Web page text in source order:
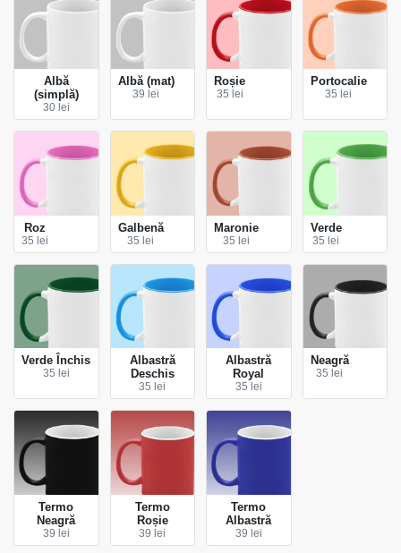
Albă
(simplă)
30 lei
Albă (mat)
39 lei
Roșie
35 lei
Portocalie
35 lei
Roz
35 lei
Galbenă
35 lei
Maronie
35 lei
Verde
35 lei
Verde Închis
35 lei
Albastră
Deschis
35 lei
Albastră
Royal
35 lei
Neagră
35 lei
Termo
Neagră
39 lei
Termo
Roșie
39 lei
Termo
Albastră
39 lei